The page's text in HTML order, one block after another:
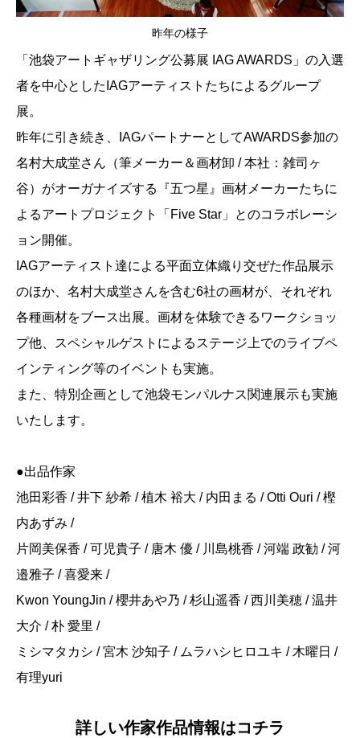
昨年の様子
「池袋アートギャザリング公募展 IAG AWARDS」の入選
者を中心としたIAGアーティストたちによるグループ
展。
昨年に引き続き、IAGパートナーとしてAWARDS参加の
名村大成堂さん（筆メーカー＆画材卸 / 本社：雑司ヶ
谷）がオーガナイズする『五つ星』画材メーカーたちに
よるアートプロジェクト「Five Star」とのコラボレーシ
ョン開催。
IAGアーティスト達による平面立体織り交ぜた作品展示
のほか、名村大成堂さんを含む6社の画材が、それぞれ
各種画材をブース出展。画材を体験できるワークショッ
プ他、スペシャルゲストによるステージ上でのライブペ
インティング等のイベントも実施。
また、特別企画として池袋モンパルナス関連展示も実施
いたします。
●出品作家
池田彩香 / 井下 紗希 / 植木 裕大 / 内田まる / Otti Ouri / 樫
内あずみ /
片岡美保香 / 可児貴子 / 唐木 優 / 川島桃香 / 河端 政勧 / 河
邉雅子 / 喜愛来 /
Kwon YoungJin / 櫻井あや乃 / 杉山遥香 / 西川美穂 / 温井
大介 / 朴 愛里 /
ミシマタカシ / 宮木 沙知子 / ムラハシヒロユキ / 木曜日 /
有理yuri
詳しい作家作品情報はコチラ